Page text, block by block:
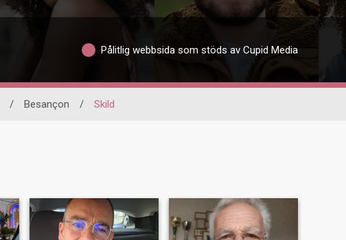
Pålitlig webbsida som stöds av Cupid Media
/ Besançon / Skild